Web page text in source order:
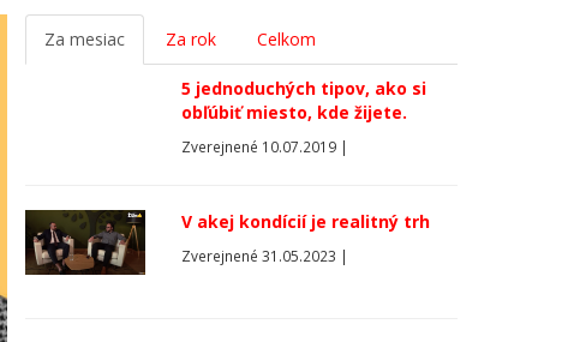
Za mesiac Za rok Celkom
5 jednoduchých tipov, ako si
obľúbiť miesto, kde žijete.
Zverejnené 10.07.2019 |
V akej kondícií je realitný trh
Zverejnené 31.05.2023 |